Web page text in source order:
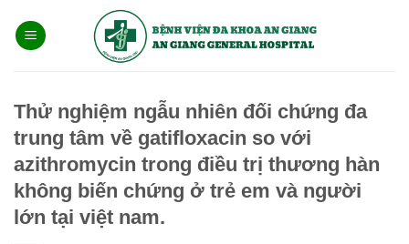
qua
Thử nghiệm ngẫu nhiên đối chứng đa
trung tâm về gatifloxacin so với
azithromycin trong điều trị thương hàn
không biến chứng ở trẻ em và người
lớn tại việt nam.